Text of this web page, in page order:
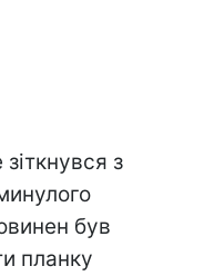
з
був
планку